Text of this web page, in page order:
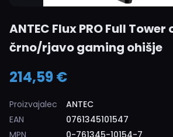
ANTEC Flux PRO Full
črno/rjavo gaming ohišje
214,59 €
Proizvajalec
ANTEC
EAN
0761345101547
MPN
0-761345-10154-7